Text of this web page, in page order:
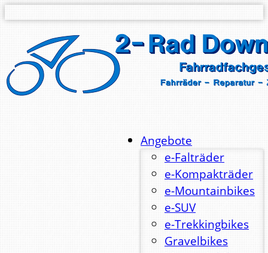
Angebote
e-Falträder
e-Kompakträder
e-Mountainbikes
e-SUV
e-Trekkingbikes
Gravelbikes